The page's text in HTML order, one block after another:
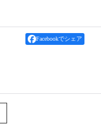
Facebookでシェア